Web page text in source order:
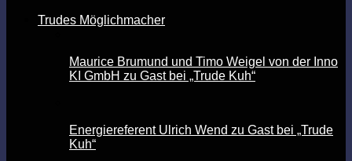
Trudes Möglichmacher
Maurice Brumund und Timo Weigel von der Inno
KI GmbH zu Gast bei „Trude Kuh“
Energiereferent Ulrich Wend zu Gast bei „Trude
Kuh“